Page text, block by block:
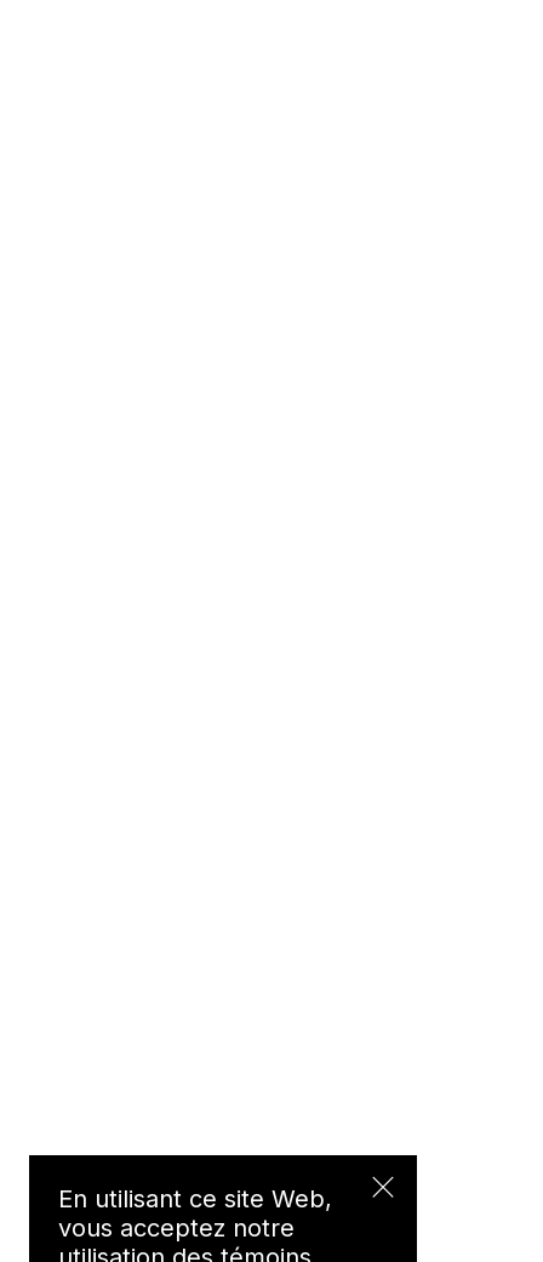
En utilisant ce site Web,
vous acceptez notre